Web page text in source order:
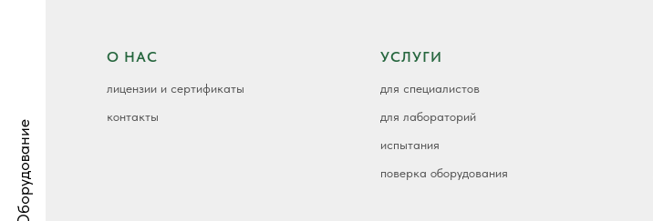
Оборудование
О НАС
лицензии и сертификаты
контакты
УСЛУГИ
для специалистов
для лабораторий
испытания
поверка оборудования